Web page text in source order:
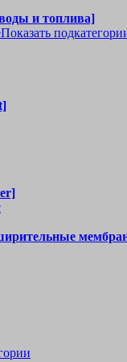
и топлива]
Показать